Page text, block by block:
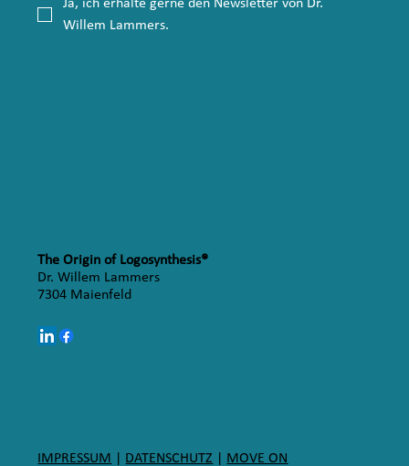
The Origin of Logosynthesis®
Dr. Willem Lammers
7304 Maienfeld
Ja, ich erhalte gerne den Newsletter von Dr.
Willem Lammers.
IMPRESSUM DATENSCHUTZ MOVE ON